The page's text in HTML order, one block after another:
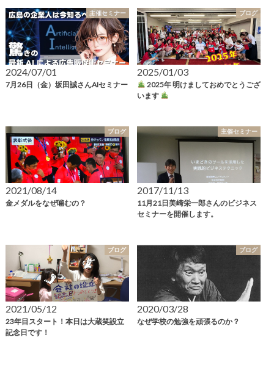
主催セミナー
2024/07/01
7月26日（金）坂田誠さんAIセミナー
ブログ
2025/01/03
2025年 明けましておめでとうござ
います
ブログ
2021/08/14
金メダルをなぜ噛むの？
主催セミナー
2017/11/13
11月21日美崎栄一郎さんのビジネス
セミナーを開催します。
ブログ
2021/05/12
23年目スタート！本日は大蔵笑設立
記念日です！
ブログ
2020/03/28
なぜ学校の勉強を頑張るのか？